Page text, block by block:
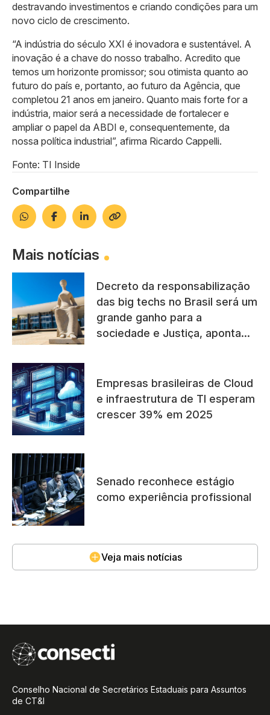
destravando investimentos e criando condições para um
novo ciclo de crescimento.
“A indústria do século XXI é inovadora e sustentável. A
inovação é a chave do nosso trabalho. Acredito que
temos um horizonte promissor; sou otimista quanto ao
futuro do país e, portanto, ao futuro da Agência, que
completou 21 anos em janeiro. Quanto mais forte for a
indústria, maior será a necessidade de fortalecer e
ampliar o papel da ABDI e, consequentemente, da
nossa política industrial”, afirma Ricardo Cappelli.
Fonte: TI Inside
Compartilhe
Mais notícias
Decreto da responsabilização
das big techs no Brasil será um
grande ganho para a
sociedade e Justiça, aponta
Empresas brasileiras de Cloud
e infraestrutura de TI esperam
crescer 39% em 2025
Senado reconhece estágio
como experiência profissional
Veja mais notícias
Conselho Nacional de Secretários Estaduais para Assuntos
de CT&I